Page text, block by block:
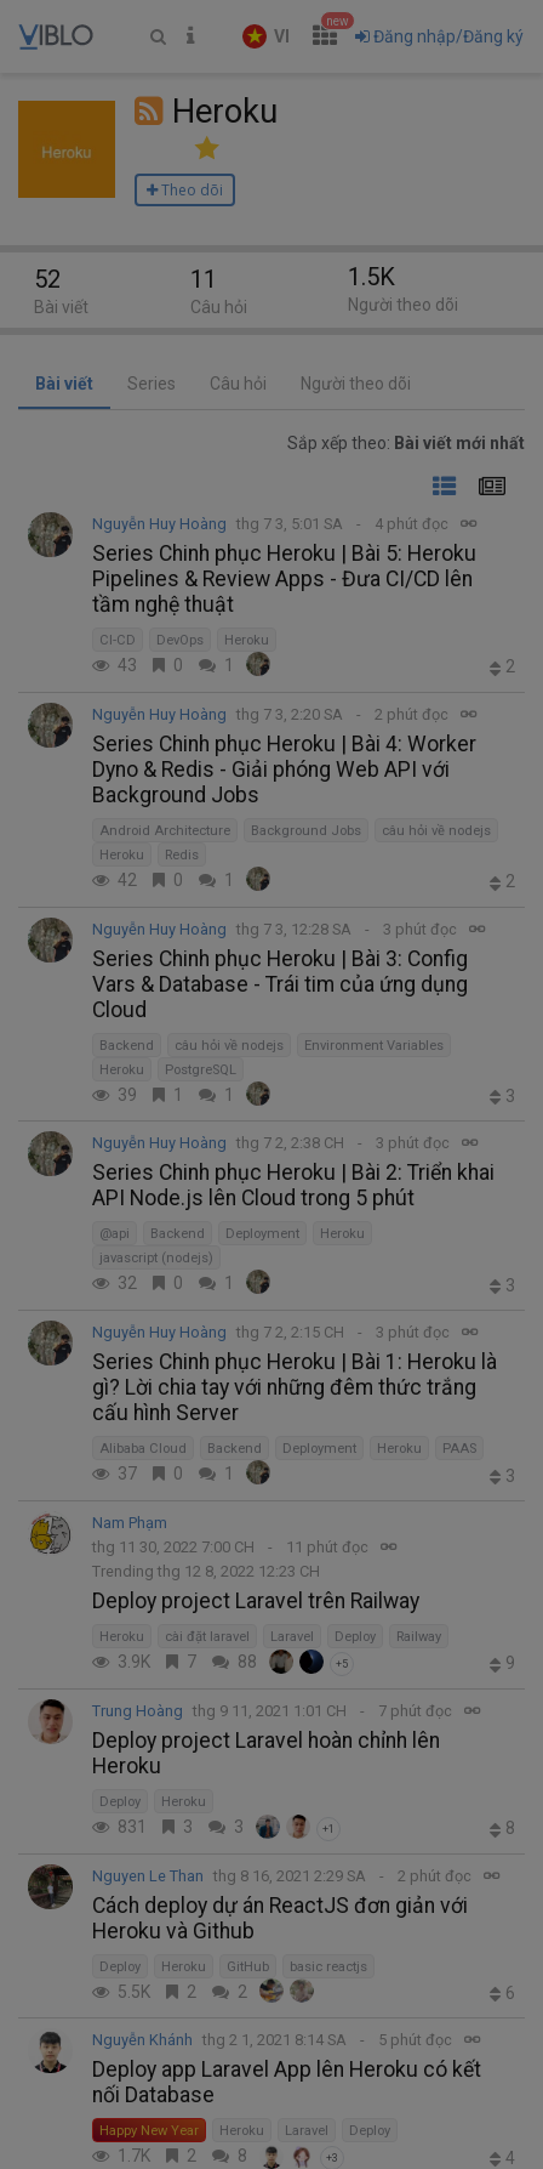
VI
new
Đăng nhập/Đăng ký
Heroku
Theo dõi
Bài viết Series Câu hỏi Người theo dõi
Sắp xếp theo: Bài viết mới nhất
Nguyễn Huy Hoàng thg 7 3, 5:01 SA 4 phút đọc
Series Chinh phục Heroku | Bài 5: Heroku
Pipelines & Review Apps - Đưa CI/CD lên
tầm nghệ thuật
CI-CD DevOps Heroku
43 0 1 2
Nguyễn Huy Hoàng thg 7 3, 2:20 SA 2 phút đọc
Series Chinh phục Heroku | Bài 4: Worker
Dyno & Redis - Giải phóng Web API với
Background Jobs
Android Architecture Background Jobs
câu hỏi về nodejs
Heroku
Redis
42 0 1 2
Nguyễn Huy Hoàng thg 7 3, 12:28 SA 3 phút đọc
Series Chinh phục Heroku | Bài 3: Config
Vars & Database - Trái tim của ứng dụng
Cloud
Backend câu hỏi về nodejs
Environment Variables
Heroku
PostgreSQL
39 1 1 3
Nguyễn Huy Hoàng thg 7 2, 2:38 CH 3 phút đọc
Series Chinh phục Heroku | Bài 2: Triển khai
API Node.js lên Cloud trong 5 phút
@api Backend Deployment
Heroku
javascript (nodejs)
32 0 1 3
Nguyễn Huy Hoàng thg 7 2, 2:15 CH 3 phút đọc
Series Chinh phục Heroku | Bài 1: Heroku là
gì? Lời chia tay với những đêm thức trắng
cấu hình Server
Alibaba Cloud Backend Deployment Heroku PAAS
37 0 1 3
Nam Phạm
thg 11 30, 2022 7:00 CH
11 phút đọc
Trending thg 12 8, 2022 12:23 CH
Deploy project Laravel trên Railway
Heroku cài đặt laravel Laravel Deploy Railway
3.9K 7 88 +5 9
Trung Hoàng thg 9 11, 2021 1:01 CH 7 phút đọc
Deploy project Laravel hoàn chỉnh lên
Heroku
Deploy Heroku
831 3 3 +1 8
Nguyen Le Than thg 8 16, 2021 2:29 SA 2 phút đọc
Cách deploy dự án ReactJS đơn giản với
Heroku và Github
Deploy Heroku GitHub basic reactjs
5.5K 2 2 6
Nguyễn Khánh thg 2 1, 2021 8:14 SA 5 phút đọc
Deploy app Laravel App lên Heroku có kết
nối Database
Happy New Year Heroku Laravel Deploy
1.7K 2 8 +3 4
52
Bài viết
11
Câu hỏi
1.5K
Người theo dõi